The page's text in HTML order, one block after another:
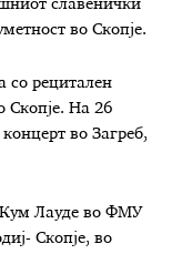
славенички
во Скопје.
со рецитален
Скопје. На 26
во Загреб,
Лауде во ФМУ
Скопје, во